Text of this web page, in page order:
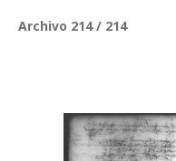
Archivo 214 / 214